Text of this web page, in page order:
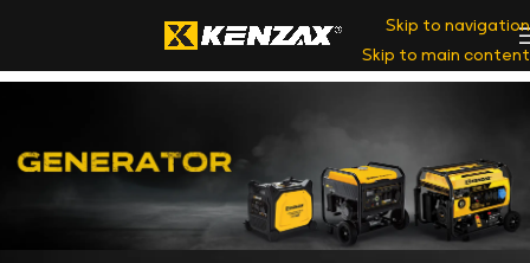
Skip to navigation
Skip to main content